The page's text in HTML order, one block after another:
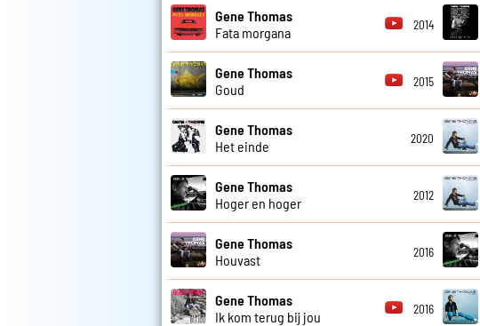
Gene Thomas
Fata morgana
2014
Gene Thomas
Goud
2015
Gene Thomas
Het einde
2020
Gene Thomas
Hoger en hoger
2012
Gene Thomas
Houvast
2016
Gene Thomas
Ik kom terug bij jou
2016